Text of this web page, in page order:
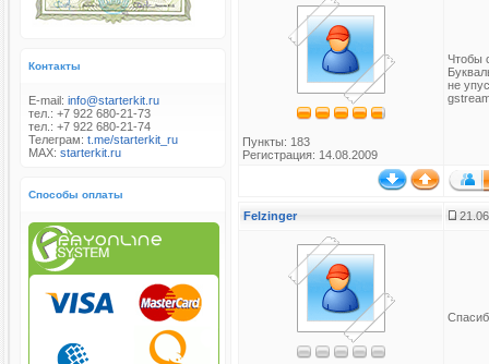
Контакты
E-mail: info@starterkit.ru
тел.: +7 922 680-21-73
тел.: +7 922 680-21-74
Телеграм: t.me/starterkit_ru
MAX: starterkit.ru
Способы оплаты
Пункты: 183
Регистрация: 14.08.2009
Чтобы
не
Felzinger